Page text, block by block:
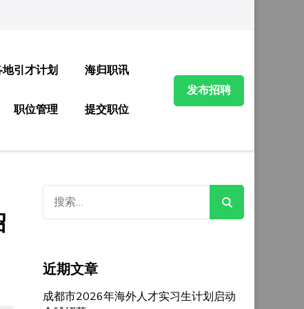
地引才计划 海归职讯
职位管理 提交职位
发布招聘
索：
近期文章
成都市2026年海外人才实习生计划启动